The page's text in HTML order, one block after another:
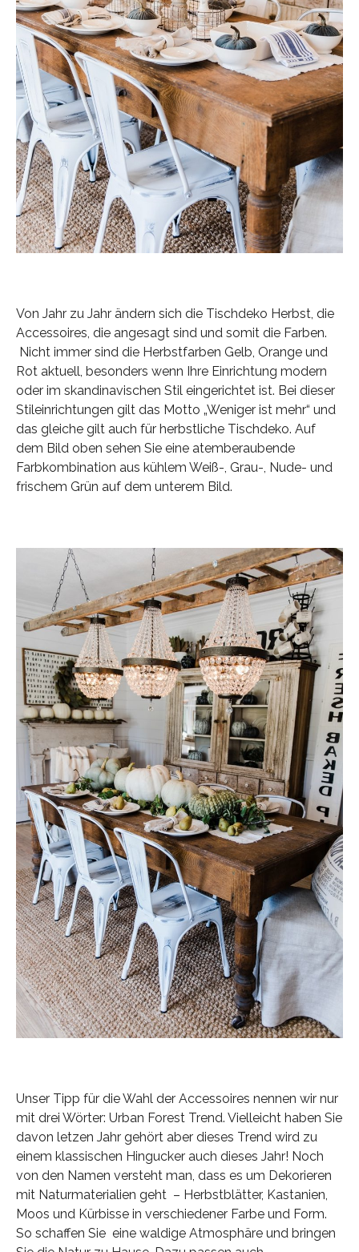
Von Jahr zu Jahr ändern sich die Tischdeko Herbst, die
Accessoires, die angesagt sind und somit die Farben.
Nicht immer sind die Herbstfarben Gelb, Orange und
Rot aktuell, besonders wenn Ihre Einrichtung modern
oder im skandinavischen Stil eingerichtet ist. Bei dieser
Stileinrichtungen gilt das Motto „Weniger ist mehr“ und
das gleiche gilt auch für herbstliche Tischdeko. Auf
dem Bild oben sehen Sie eine atemberaubende
Farbkombination aus kühlem Weiß-, Grau-, Nude- und
frischem Grün auf dem unterem Bild.
Unser Tipp für die Wahl der Accessoires nennen wir nur
mit drei Wörter: Urban Forest Trend. Vielleicht haben Sie
davon letzen Jahr gehört aber dieses Trend wird zu
einem klassischen Hingucker auch dieses Jahr! Noch
von den Namen versteht man, dass es um Dekorieren
mit Naturmaterialien geht – Herbstblätter, Kastanien,
Moos und Kürbisse in verschiedener Farbe und Form.
So schaffen Sie eine waldige Atmosphäre und bringen